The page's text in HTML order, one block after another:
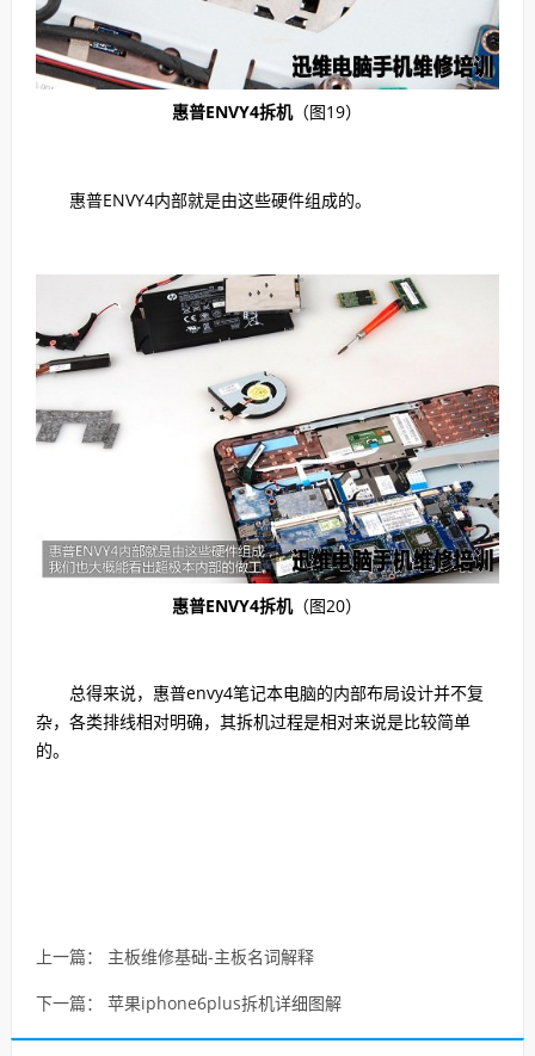
惠普ENVY4拆机（图19）
惠普ENVY4内部就是由这些硬件组成的。
惠普ENVY4拆机（图20）
总得来说，惠普envy4笔记本电脑的内部布局设计并不复
杂，各类排线相对明确，其拆机过程是相对来说是比较简单
的。
上一篇： 主板维修基础-主板名词解释
下一篇： 苹果iphone6plus拆机详细图解